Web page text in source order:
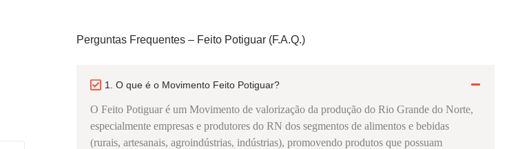
Perguntas Frequentes – Feito Potiguar (F.A.Q.)
1. O que é o Movimento Feito Potiguar?
O Feito Potiguar é um Movimento de valorização da produção do Rio Grande do Norte,
especialmente empresas e produtores do RN dos segmentos de alimentos e bebidas
(rurais, artesanais, agroindústrias, indústrias), promovendo produtos que possuam